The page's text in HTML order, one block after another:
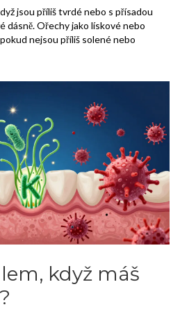
jsou příliš tvrdé nebo s přísadou
dásně. Ořechy jako lískové nebo
nejsou příliš solené nebo
když máš